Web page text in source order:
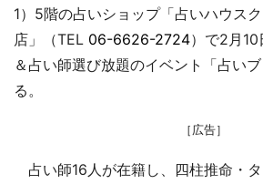
1）5階の占いショップ「占いハウス
店」（TEL 06-6626-2724）で2月10
＆占い師選び放題のイベント「占い
る。
［広告］
占い師16人が在籍し、四柱推命・